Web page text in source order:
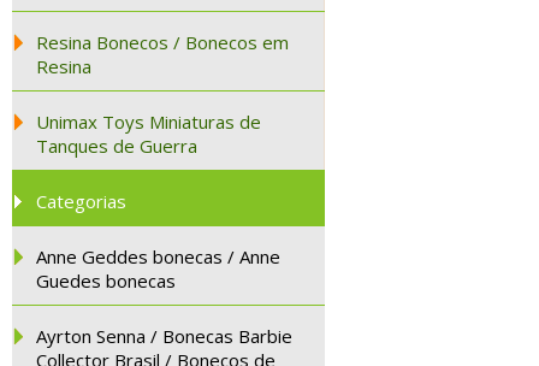
Resina Bonecos / Bonecos em
Resina
Unimax Toys Miniaturas de
Tanques de Guerra
Categorias
Anne Geddes bonecas / Anne
Guedes bonecas
Ayrton Senna / Bonecas Barbie
Collector Brasil / Bonecos de